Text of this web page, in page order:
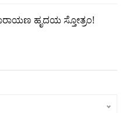
ಹೃದಯ ಸ್ತೋತ್ರಂ!